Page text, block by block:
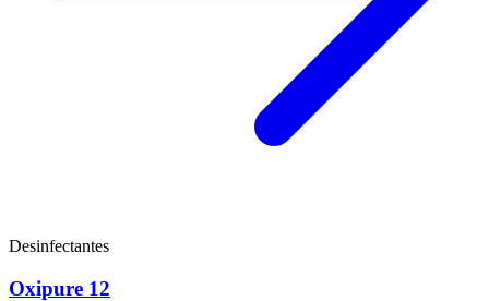
Desinfectantes
Oxipure 12